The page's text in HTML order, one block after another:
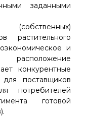
заданными
растительного
и
расположение
конкурентные
поставщиков
потребителей
готовой